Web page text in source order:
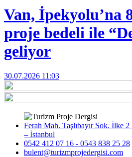
Van, İpekyolu’na
proje bedeli ile
geliyor
30.07.2026 11:03
Ferah Mah. Taşlıbayır Sok. İlke
– İstanbul
0542 412 07 16 - 0543 838 25 28
bulent@turizmprojedergisi.com